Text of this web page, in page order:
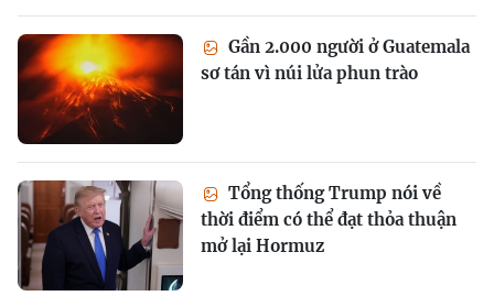
Gần 2.000 người ở Guatemala
sơ tán vì núi lửa phun trào
Tổng thống Trump nói về
thời điểm có thể đạt thỏa thuận
mở lại Hormuz